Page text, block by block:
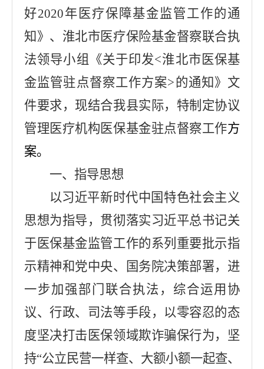
好2020年医疗保障基金监管工作的通
知》、淮北市医疗保险基金督察联合执
法领导小组《关于印发<淮北市医保基
金监管驻点督察工作方案>的通知》文
件要求，现结合我县实际，特制定协议
管理医疗机构医保基金驻点督察工作方
案。
一、指导思想
以习近平新时代中国特色社会主义
思想为指导，贯彻落实习近平总书记关
于医保基金监管工作的系列重要批示指
示精神和党中央、国务院决策部署，进
一步加强部门联合执法，综合运用协
议、行政、司法等手段，以零容忍的态
度坚决打击医保领域欺诈骗保行为，坚
持“公立民营一样查、大额小额一起查、